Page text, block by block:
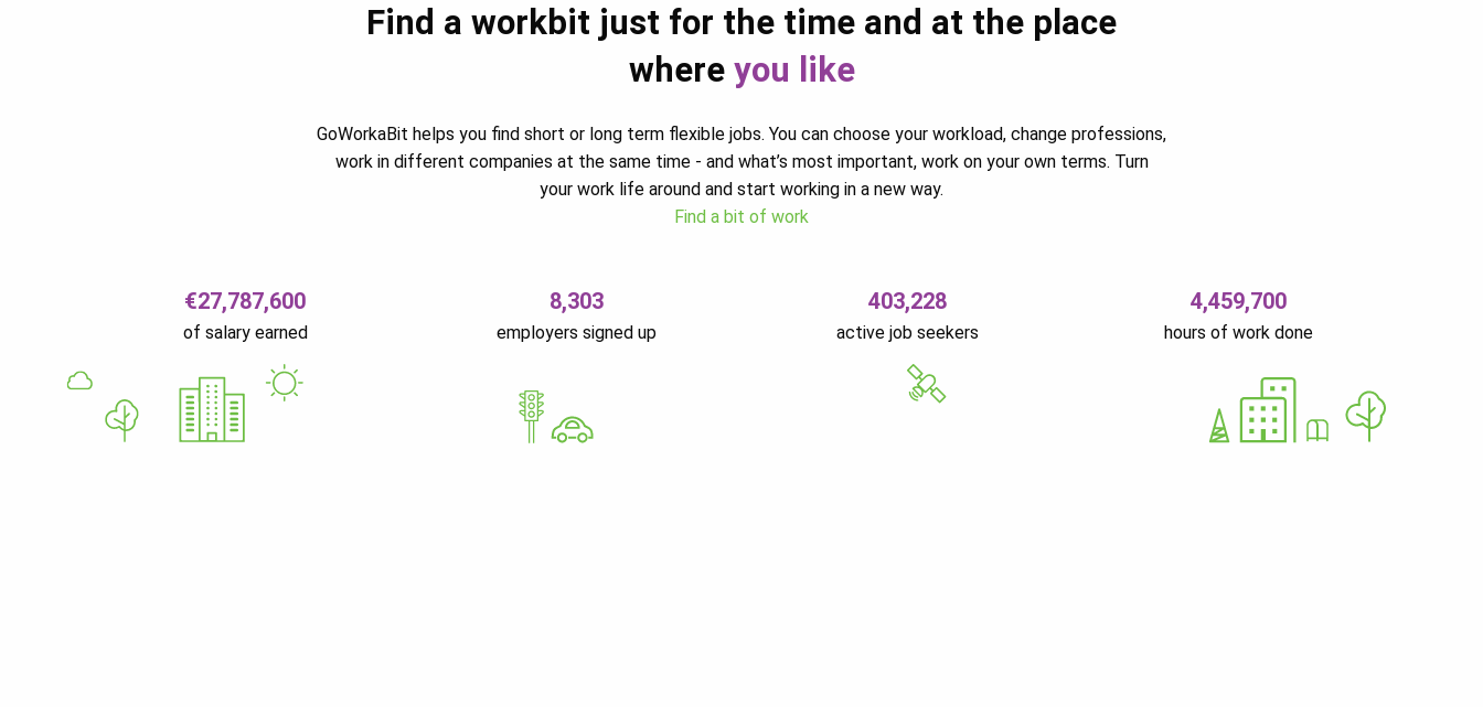
Find a workbit just for the time and at the place
where you like
GoWorkaBit helps you find short or long term flexible jobs. You can choose your workload, change professions,
work in different companies at the same time - and what’s most important, work on your own terms. Turn
your work life around and start working in a new way.
Find a bit of work
€27,787,600
of salary earned
8,303
employers signed up
403,228
active job seekers
4,459,700
hours of work done